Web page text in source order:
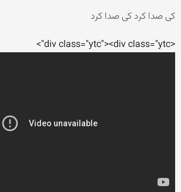
کی صدا کرد کی صدا کرد
<div class="ytc"><div class="ytc">